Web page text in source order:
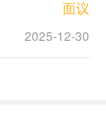
面议
2025-12-30